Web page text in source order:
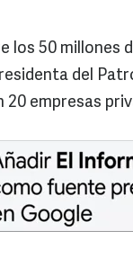
los 50 millones
del
empresas